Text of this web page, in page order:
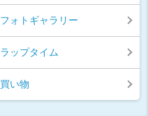
フォトギャラリー
ラップタイム
買い物